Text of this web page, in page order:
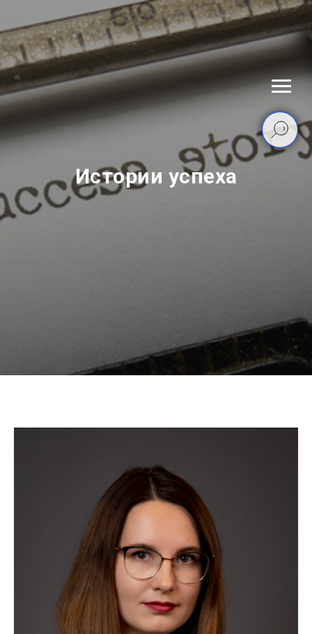
Истории успеха